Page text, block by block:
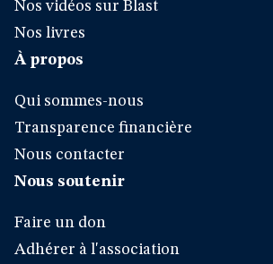
Nos vidéos sur Blast
Nos livres
À propos
Qui sommes-nous
Transparence financière
Nous contacter
Nous soutenir
Faire un don
Adhérer à l'association